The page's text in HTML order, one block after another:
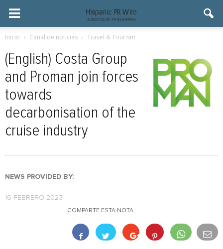
Inicio Canal de noticias Travel & Tourism
(English) Costa Group
and Proman join forces
towards
decarbonisation of the
cruise industry
NEWS PROVIDED BY:
16 FEBRERO 2023
COMPARTE ESTA NOTA